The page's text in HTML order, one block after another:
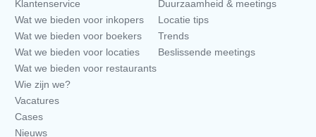
Klantenservice
Wat we bieden voor inkopers
Wat we bieden voor boekers
Wat we bieden voor locaties
Wat we bieden voor restaurants
Wie zijn we?
Vacatures
Cases
Nieuws
Duurzaamheid & meetings
Locatie tips
Trends
Beslissende meetings